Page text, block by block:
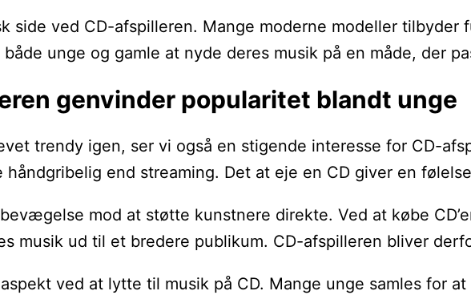
side ved CD-afspilleren. Mange moderne modeller
unge og gamle at nyde deres musik på en måde, der
genvinder popularitet blandt unge
trendy igen, ser vi også en stigende interesse for CD-
håndgribelig end streaming. Det at eje en CD giver en
mod at støtte kunstnere direkte. Ved at købe
musik ud til et bredere publikum. CD-afspilleren bliver
ved at lytte til musik på CD. Mange unge samles for